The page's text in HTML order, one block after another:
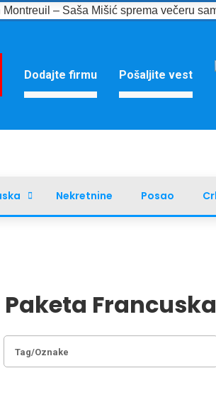
– Saša Mišić sprema večeru
Dodajte firmu Pošaljite vest
Nekretnine Posao
Paketa Francuska